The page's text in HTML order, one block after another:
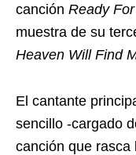
canción Ready
muestra de su
Heaven Will Find
El cantante
sencillo -cargado
canción que rasca